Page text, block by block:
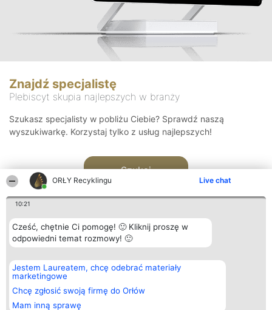
ORŁY Recyklingu Live chat
10:21
Cześć, chętnie Ci pomogę! 🙂 Kliknij proszę w
odpowiedni temat rozmowy! 🙂
Jestem Laureatem, chcę odebrać materiały
marketingowe
Chcę zgłosić swoją firmę do Orłów
Mam inną sprawę
Znajdź specjalistę
Plebiscyt skupia najlepszych w branży
Szukasz specjalisty w pobliżu Ciebie? Sprawdź naszą
wyszukiwarkę. Korzystaj tylko z usług najlepszych!
Szukaj
Organizator plebiscytu
Bright Side Solutions sp. z o.
o. sp. k.
ul. Ruska 22
Wrocław 50-079
KRS 0000749100 | Regon
Plebiscyt
Laureaci
wszystkich
Laureatów
Kontakt
Kontakt